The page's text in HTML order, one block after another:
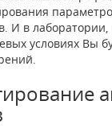
И в лаборатории,
условиях Вы